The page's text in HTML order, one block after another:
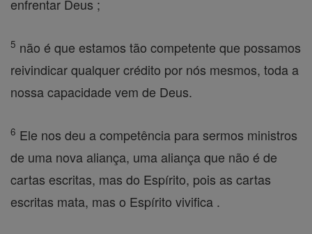
enfrentar Deus ;
5 não é que estamos tão competente que possamos
reivindicar qualquer crédito por nós mesmos, toda a
nossa capacidade vem de Deus.
6 Ele nos deu a competência para sermos ministros
de uma nova aliança, uma aliança que não é de
cartas escritas, mas do Espírito, pois as cartas
escritas mata, mas o Espírito vivifica .